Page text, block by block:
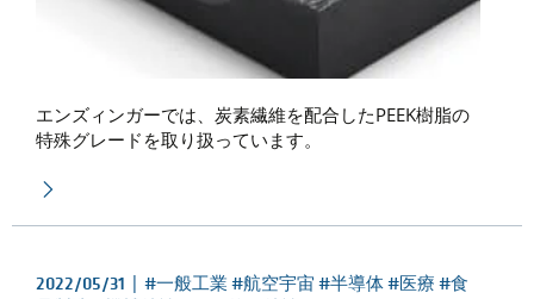
エンズィンガーでは、炭素繊維を配合したPEEK樹脂の
特殊グレードを取り扱っています。
2022/05/31 | #一般工業 #航空宇宙 #半導体 #医療 #食